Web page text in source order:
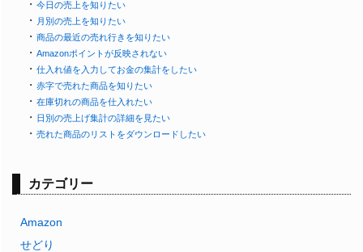
・ 今日の売上を知りたい
・ 月別の売上を知りたい
・ 商品の最近の売れ行きを知りたい
・ Amazonポイントが反映されない
・ 仕入れ値を入力してお金の集計をしたい
・ 赤字で売れた商品を知りたい
・ 在庫切れの商品を仕入れたい
・ 日別の売上げ集計の詳細を見たい
・ 売れた商品のリストをダウンロードしたい
カテゴリー
Amazon
せどり